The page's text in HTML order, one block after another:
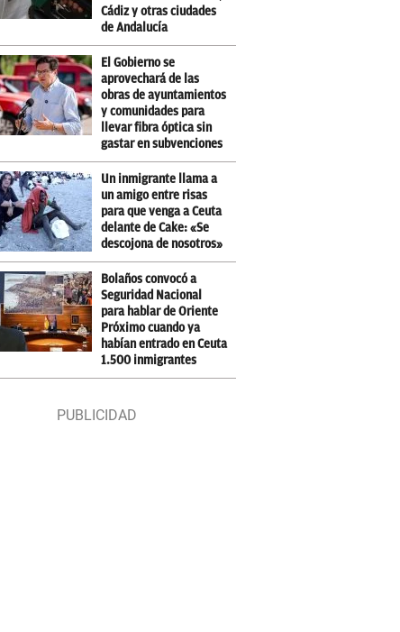
Cádiz y otras ciudades
de Andalucía
El Gobierno se
aprovechará de las
obras de ayuntamientos
y comunidades para
llevar fibra óptica sin
gastar en subvenciones
Un inmigrante llama a
un amigo entre risas
para que venga a Ceuta
delante de Cake: «Se
descojona de nosotros»
Bolaños convocó a
Seguridad Nacional
para hablar de Oriente
Próximo cuando ya
habían entrado en Ceuta
1.500 inmigrantes